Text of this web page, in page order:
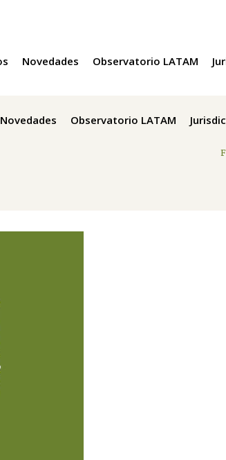
Novedades Observatorio LATAM
Novedades Observatorio LATAM